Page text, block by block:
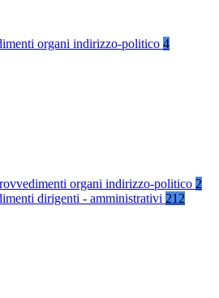
organi indirizzo-politico 4
organi indirizzo-politico 2
dirigenti - amministrativi 212